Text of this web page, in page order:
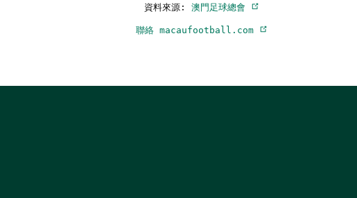
資料來源: 澳門足球總會
聯絡 macaufootball.com